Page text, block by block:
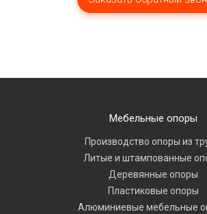
Мебельные опоры
Производство опоры из
Литые и штампованные
Деревянные опоры
Пластиковые опоры
Алюминиевые мебельные